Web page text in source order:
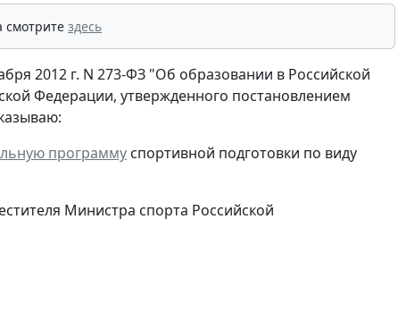
смотрите здесь
2012 г. N 273-ФЗ "Об образовании в Российской
Федерации, утвержденного постановлением
программу спортивной подготовки по виду
Министра спорта Российской